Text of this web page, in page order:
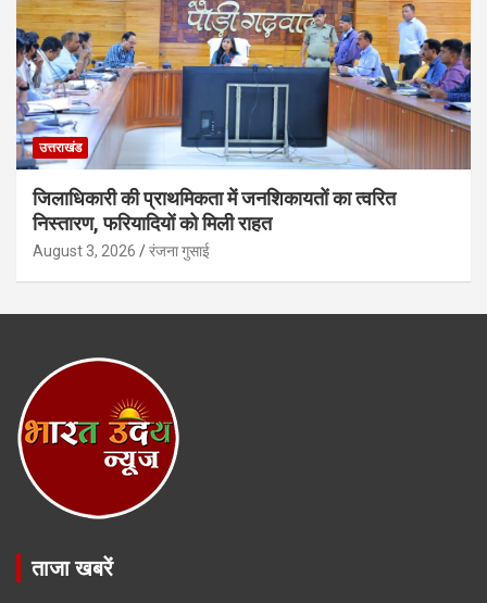
उत्तराखंड
जिलाधिकारी की प्राथमिकता में जनशिकायतों का त्वरित
निस्तारण, फरियादियों को मिली राहत
August 3, 2026 रंजना गुसाई
ताजा खबरें